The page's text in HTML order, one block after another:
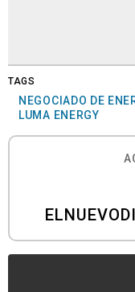
TAGS
NEGOCIADO DE
LUMA ENERGY